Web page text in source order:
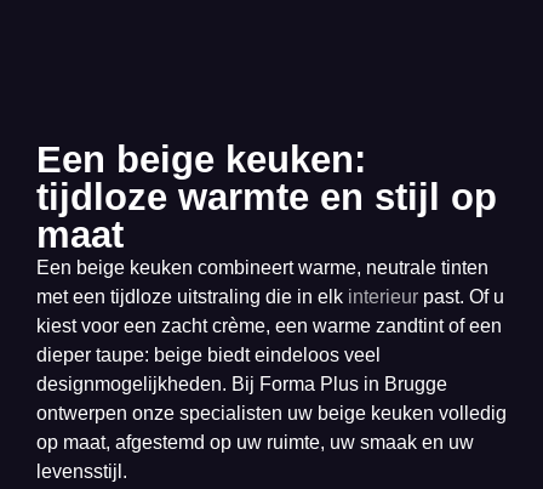
Een beige keuken:
tijdloze warmte en stijl op
maat
Een beige keuken combineert warme, neutrale tinten
met een tijdloze uitstraling die in elk interieur past. Of u
kiest voor een zacht crème, een warme zandtint of een
dieper taupe: beige biedt eindeloos veel
designmogelijkheden. Bij Forma Plus in Brugge
ontwerpen onze specialisten uw beige keuken volledig
op maat, afgestemd op uw ruimte, uw smaak en uw
levensstijl.